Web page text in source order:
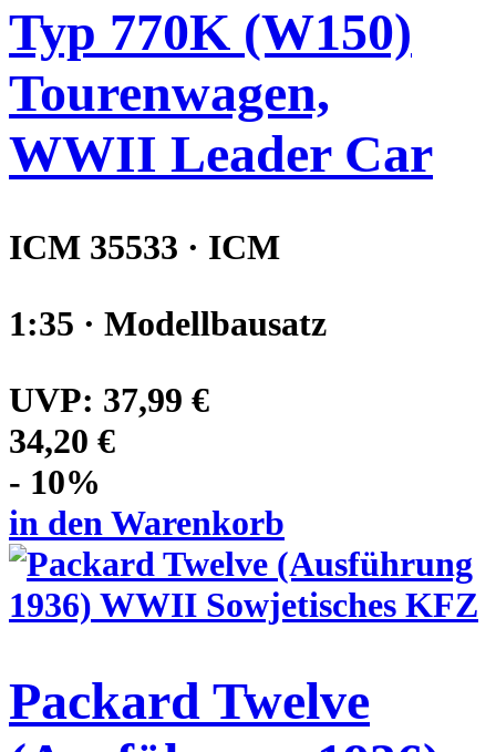
Typ 770K (W150)
Tourenwagen,
WWII Leader Car
ICM 35533 · ICM
1:35 · Modellbausatz
UVP: 37,99 €
34,20 €
- 10%
in den Warenkorb
Packard Twelve